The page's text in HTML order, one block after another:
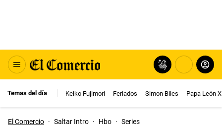
Temas del día Keiko Fujimori Feriados Simon Biles Papa León
El Comercio · Saltar Intro · Hbo · Series